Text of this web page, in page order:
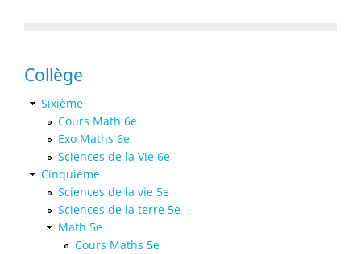
Collège
Sixième
Cours Math 6e
Exo Maths 6e
Sciences de la Vie 6e
Cinquième
Sciences de la vie 5e
Sciences de la terre 5e
Math 5e
Cours Maths 5e